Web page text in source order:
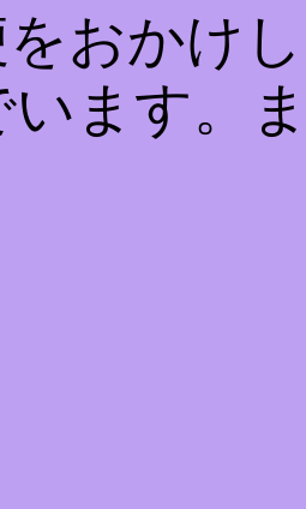
おかけ
います。